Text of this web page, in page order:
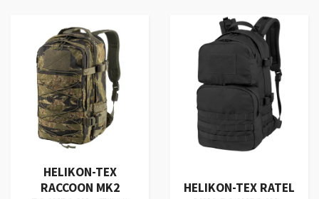
HELIKON-TEX
RACCOON MK2
HELIKON-TEX RATEL